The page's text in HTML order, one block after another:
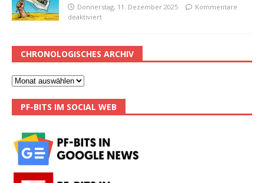
Donnerstag, 11. Dezember 2025
Kommentare
deaktiviert
CHRONOLOGISCHES ARCHIV
PF-BITS IM SOCIAL WEB